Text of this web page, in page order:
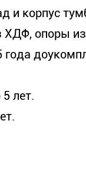
и корпус
ХДФ, опоры
лет.